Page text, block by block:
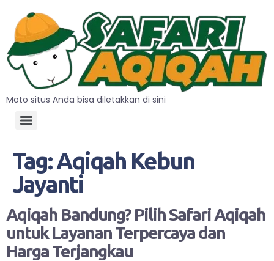
Moto situs Anda bisa diletakkan di sini
Tag:Aqiqah Kebun
Jayanti
Aqiqah Bandung? Pilih Safari Aqiqah
untuk Layanan Terpercaya dan
Harga Terjangkau